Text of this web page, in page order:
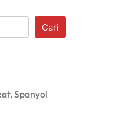
Cari
Spanyol